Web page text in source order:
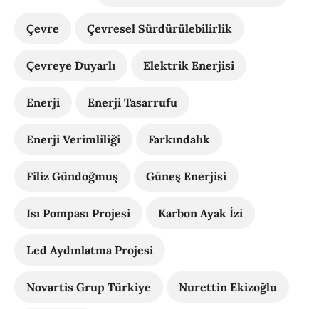
Çevre Çevresel Sürdürülebilirlik
Çevreye Duyarlı Elektrik Enerjisi
Enerji Enerji Tasarrufu
Enerji Verimliliği Farkındalık
Filiz Gündoğmuş Güneş Enerjisi
Isı Pompası Projesi Karbon Ayak İzi
Led Aydınlatma Projesi
Novartis Grup Türkiye Nurettin Ekizoğlu